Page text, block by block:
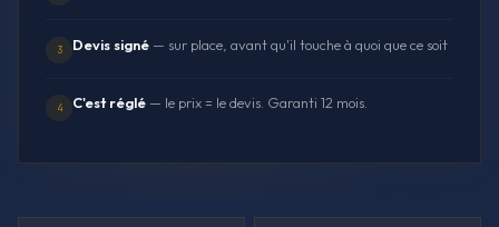
3 Devis signé — sur place, avant qu'il touche à quoi que ce soit
4 C'est réglé — le prix = le devis. Garanti 12 mois.